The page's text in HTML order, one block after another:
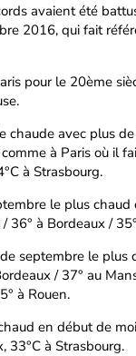
avaient été
2016, qui fait
pour le 20ème
chaude avec plus
à Paris où il
à Strasbourg.
le plus
/ 36° à Bordeaux /
septembre le plus
/ 37° au
à Rouen.
en début de
33°C à Strasbourg.